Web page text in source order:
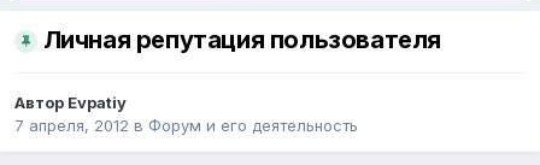
Личная репутация пользователя
Автор Evpatiy
7 апреля, 2012 в Форум и его деятельность